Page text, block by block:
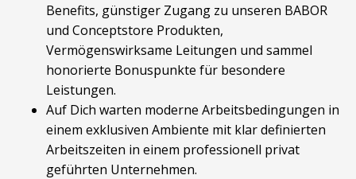
Benefits, günstiger Zugang zu unseren BABOR
und Conceptstore Produkten,
Vermögenswirksame Leitungen und sammel
honorierte Bonuspunkte für besondere
Leistungen.
Auf Dich warten moderne Arbeitsbedingungen in
einem exklusiven Ambiente mit klar definierten
Arbeitszeiten in einem professionell privat
geführten Unternehmen.